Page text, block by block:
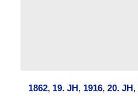
1862, 19. JH, 1916, 20. JH,